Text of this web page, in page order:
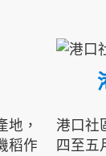
地，
稻作
港口社
四至五